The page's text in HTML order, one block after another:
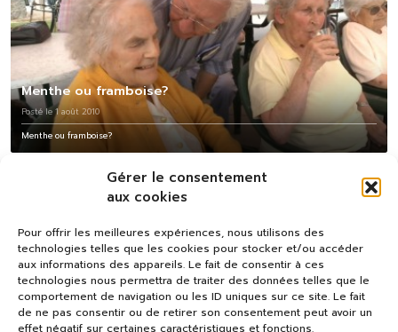
Gérer le consentement
aux cookies
Pour offrir les meilleures expériences, nous utilisons des
technologies telles que les cookies pour stocker et/ou accéder
aux informations des appareils. Le fait de consentir à ces
technologies nous permettra de traiter des données telles que le
comportement de navigation ou les ID uniques sur ce site. Le fait
de ne pas consentir ou de retirer son consentement peut avoir un
effet négatif sur certaines caractéristiques et fonctions.
Menthe ou framboise?
Posté le 1 août 2010
Menthe ou framboise?